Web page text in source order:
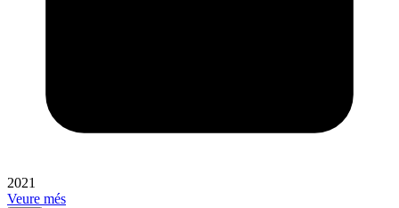
2021
Veure més